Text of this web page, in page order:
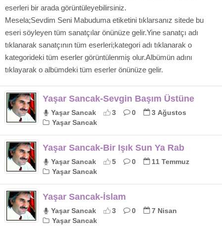
eserleri bir arada görüntüleyebilirsiniz.
Mesela;Sevdim Seni Mabuduma etiketini tıklarsanız sitede bu
eseri söyleyen tüm sanatçılar önünüze gelir.Yine sanatçı adı
tıklanarak sanatçının tüm eserleri;kategori adı tıklanarak o
kategorideki tüm eserler görüntülenmiş olur.Albümün adını
tıklayarak o albümdeki tüm eserler önünüze gelir.
Yaşar Sancak-Sevgin Başım Üstüne
Yaşar Sancak 3 0
3 Ağustos
Yaşar Sancak
Yaşar Sancak-Bir Işık Sun Ya Rab
Yaşar Sancak 5 0
11 Temmuz
Yaşar Sancak
Yaşar Sancak-İslam
Yaşar Sancak 3 0
7 Nisan
Yaşar Sancak